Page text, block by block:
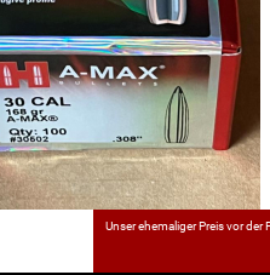
Unser ehemaliger Preis vor der